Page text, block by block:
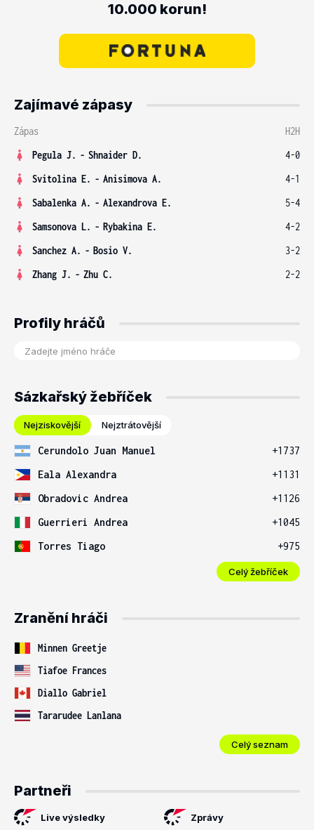
10.000 korun!
Zajímavé zápasy
Zápas
H2H
Pegula J. - Shnaider D.
4-0
Svitolina E. - Anisimova A.
4-1
Sabalenka A. - Alexandrova E.
5-4
Samsonova L. - Rybakina E.
4-2
Sanchez A. - Bosio V.
3-2
Zhang J. - Zhu C. 2-2
Profily hráčů
Sázkařský žebříček
Nejziskovější Nejztrátovější
Cerundolo Juan Manuel
+1737
Eala Alexandra
+1131
Obradovic Andrea
+1126
Guerrieri Andrea
+1045
Torres Tiago
+975
Celý žebříček
Zranění hráči
Minnen Greetje
Tiafoe Frances
Diallo Gabriel
Tararudee Lanlana
Celý seznam
Partneři
Live výsledky Zprávy